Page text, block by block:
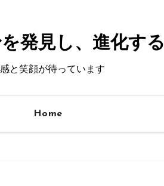
を発見し、進化する
と笑顔が待っています
Home